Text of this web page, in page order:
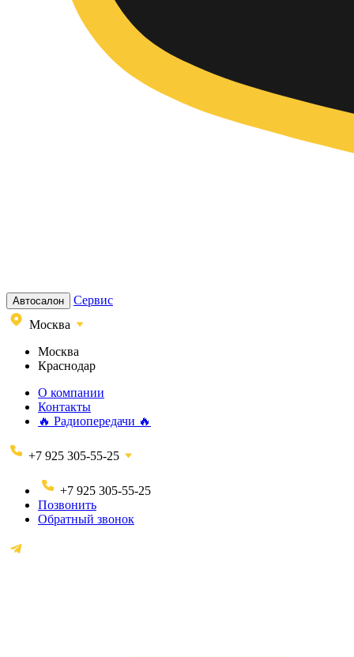
Автосалон
Сервис
Москва
Москва
Краснодар
О компании
Контакты
🔥 Радиопередачи 🔥
+7 925 305-55-25
+7 925 305-55-25
Позвонить
Обратный звонок